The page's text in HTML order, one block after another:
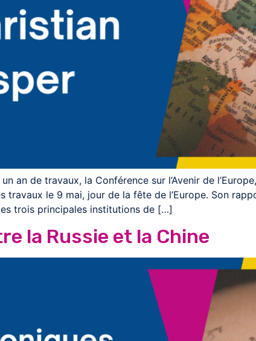
an de travaux, la Conférence sur l’Avenir de
travaux le 9 mai, jour de la fête de l’Europe. Son
trois principales institutions de […]
la Russie et la Chine